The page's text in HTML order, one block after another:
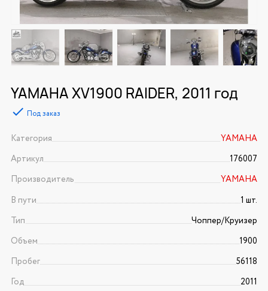
YAMAHA XV1900 RAIDER, 2011 год
Под заказ
Категория
YAMAHA
Артикул
176007
Производитель
YAMAHA
В пути
1 шт.
Тип
Чоппер/Круизер
Объем
1900
Пробег
56118
Год
2011